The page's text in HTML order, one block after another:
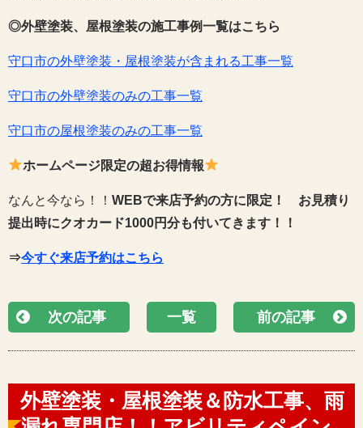
◎外壁塗装、屋根塗装の施工事例一覧はこちら
守口市の外壁塗装・屋根塗装が含まれる工事一覧
守口市の外壁塗装のみの工事一覧
守口市の屋根塗装のみの工事一覧
ホームページ限定の超お得情報
なんと今なら！！ WEBで来店予約の方に限定！
お見積り
提出時にクオカード1000円分も付いてきます！！
⇒今すぐ来店予約はこちら
次の記事 一覧 前の記事
外壁塗装・屋根塗装＆防水工事、雨